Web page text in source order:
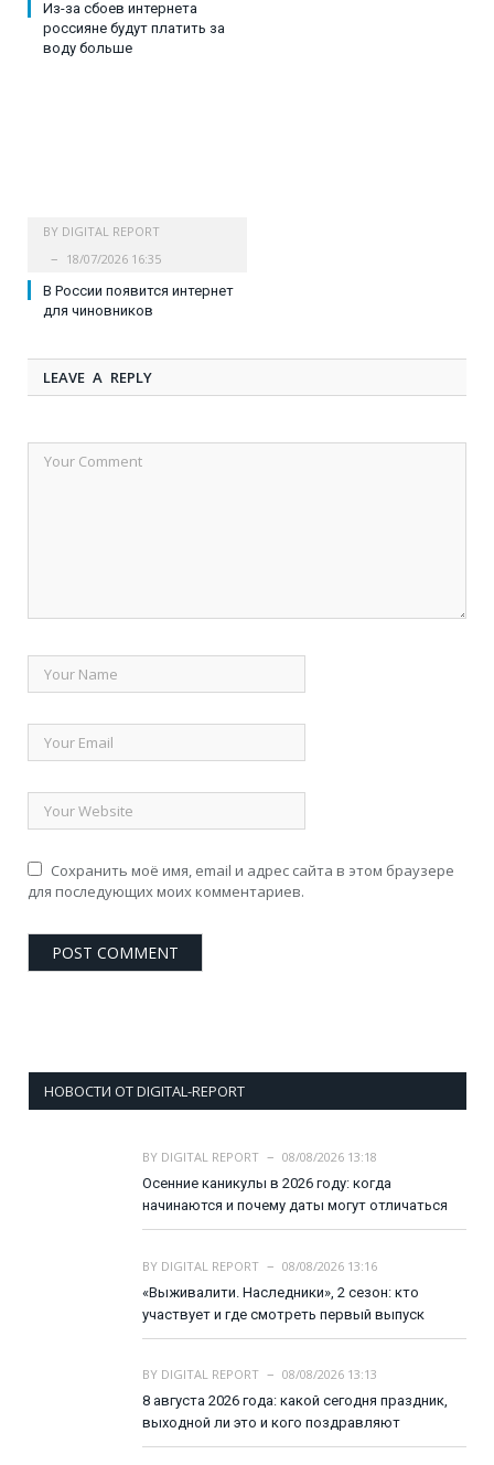
Из-за сбоев интернета
россияне будут платить за
воду больше
BY DIGITAL REPORT
18/07/2026 16:35
В России появится интернет
для чиновников
LEAVE A REPLY
Сохранить моё имя, email и адрес сайта в этом браузере
для последующих моих комментариев.
НОВОСТИ ОТ DIGITAL-REPORT
BY DIGITAL REPORT
08/08/2026 13:18
Осенние каникулы в 2026 году: когда
начинаются и почему даты могут отличаться
BY DIGITAL REPORT
08/08/2026 13:16
«Выживалити. Наследники», 2 сезон: кто
участвует и где смотреть первый выпуск
BY DIGITAL REPORT
08/08/2026 13:13
8 августа 2026 года: какой сегодня праздник,
выходной ли это и кого поздравляют